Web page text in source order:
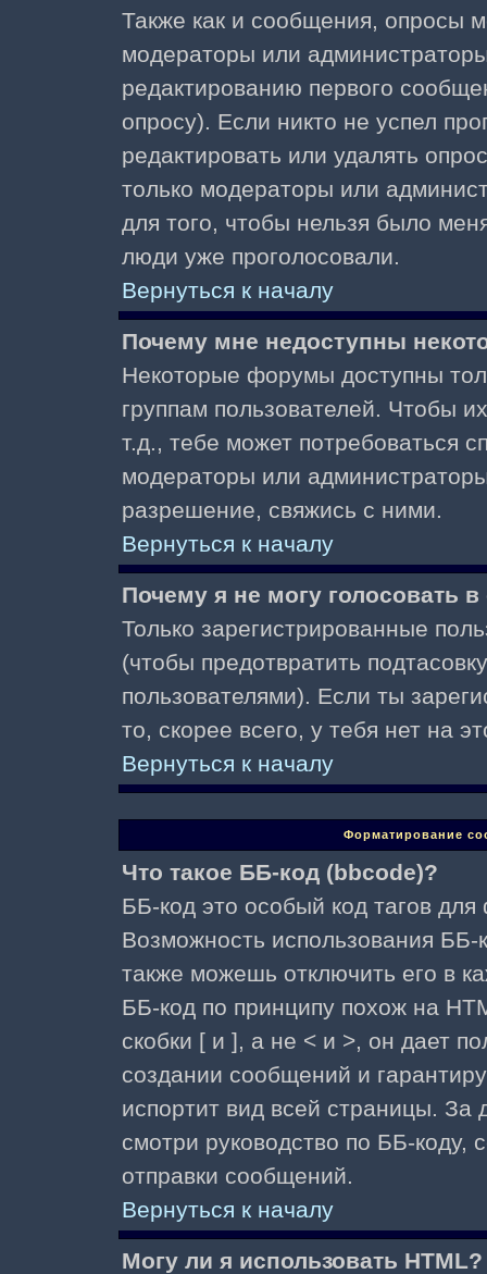
Также как и сообщения, опросы
модераторы или
редактированию первого
опросу). Если никто не успел
редактировать или удалять
только модераторы или
для того, чтобы нельзя было
люди уже проголосовали.
Вернуться к началу
Почему мне недоступны
Некоторые форумы доступны
группам пользователей. Чтобы
т.д., тебе может потребоваться
модераторы или
разрешение, свяжись с ними.
Вернуться к началу
Почему я не могу голосовать
Только зарегистрированные
(чтобы предотвратить
пользователями). Если ты
то, скорее всего, у тебя нет на
Вернуться к началу
Форматирование
Что такое ББ-код (bbcode)?
ББ-код это особый код тагов
Возможность использования
также можешь отключить его в
ББ-код по принципу похож на
скобки [ и ], а не < и >, он дает
создании сообщений и
испортит вид всей страницы.
смотри руководство по ББ-коду,
отправки сообщений.
Вернуться к началу
Могу ли я использовать HTML?